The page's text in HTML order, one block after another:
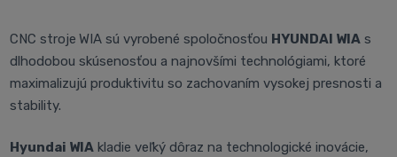
CNC stroje WIA sú vyrobené spoločnosťou HYUNDAI WIA s
dlhodobou skúsenosťou a najnovšími technológiami, ktoré
maximalizujú produktivitu so zachovaním vysokej presnosti a
stability.
Hyundai WIA kladie veľký dôraz na technologické inovácie,